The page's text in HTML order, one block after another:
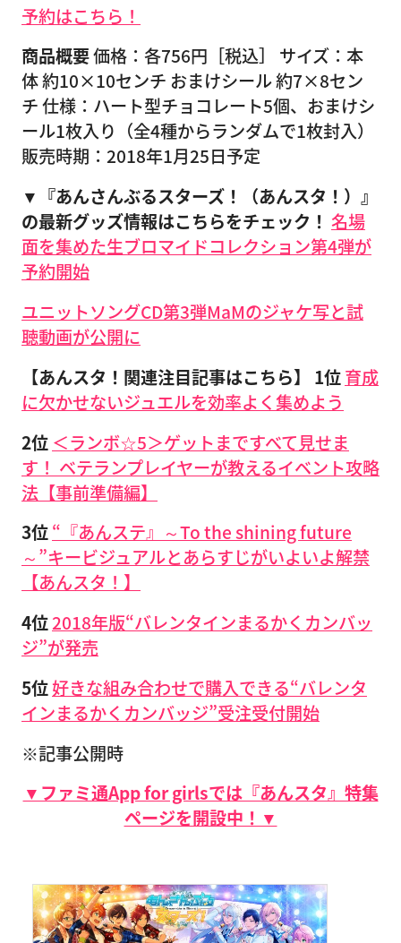
予約はこちら！
商品概要価格：各756円［税込］ サイズ：本
体 約10×10センチ おまけシール 約7×8セン
チ 仕様：ハート型チョコレート5個、おまけシ
ール1枚入り（全4種からランダムで1枚封入）
販売時期：2018年1月25日予定
▼『あんさんぶるスターズ！（あんスタ！）』
の最新グッズ情報はこちらをチェック！ 名場
面を集めた生ブロマイドコレクション第4弾が
予約開始
ユニットソングCD第3弾MaMのジャケ写と試
聴動画が公開に
【あんスタ！関連注目記事はこちら】
1位育成
に欠かせないジュエルを効率よく集めよう
2位 ＜ランボ☆5＞ゲットまですべて見せま
す！ ベテランプレイヤーが教えるイベント攻略
法【事前準備編】
3位“『あんステ』～To the shining future
～”キービジュアルとあらすじがいよいよ解禁
【あんスタ！】
4位2018年版“バレンタインまるかくカンバッ
ジ”が発売
5位好きな組み合わせで購入できる“バレンタ
インまるかくカンバッジ”受注受付開始
※記事公開時
▼ファミ通App for girlsでは『あんスタ』特集
ページを開設中！▼